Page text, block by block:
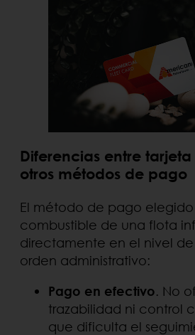
Diferencias entre
otros métodos de pago
El método de pago
combustible de una flota
directamente en el nivel
orden administrativo:
Pago en efectivo. No
trazabilidad ni control
que dificulta el